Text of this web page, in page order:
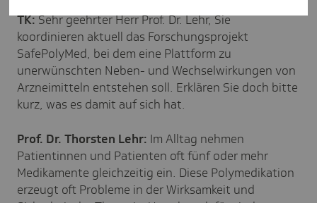
TK:Sehr geehrter Herr Prof. Dr. Lehr, Sie
koordinieren aktuell das Forschungsprojekt
SafePolyMed, bei dem eine Plattform zu
unerwünschten Neben- und Wechselwirkungen von
Arzneimitteln entstehen soll. Erklären Sie doch bitte
kurz, was es damit auf sich hat.
Prof. Dr. Thorsten Lehr: Im Alltag nehmen
Patientinnen und Patienten oft fünf oder mehr
Medikamente gleichzeitig ein. Diese Polymedikation
erzeugt oft Probleme in der Wirksamkeit und